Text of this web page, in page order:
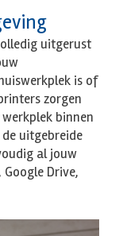
uitgerust
is of
zorgen
binnen
uitgebreide
al jouw
Drive,